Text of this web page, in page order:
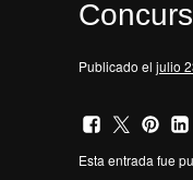
Publicado el julio
Esta entrada fue